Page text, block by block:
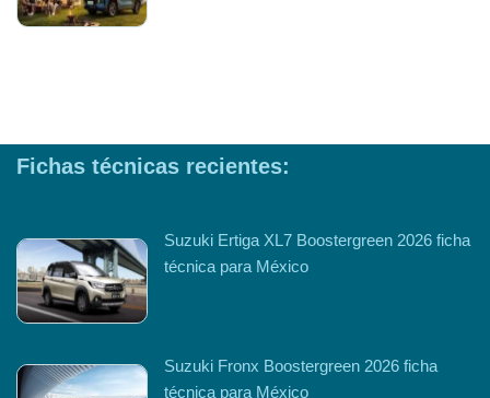
Fichas técnicas recientes:
Suzuki Ertiga XL7 Boostergreen 2026 ficha
técnica para México
Suzuki Fronx Boostergreen 2026 ficha
técnica para México